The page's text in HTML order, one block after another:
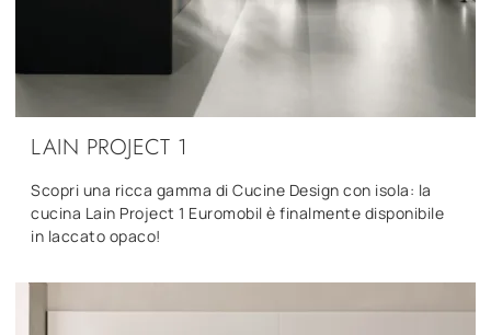
LAIN PROJECT 1
Scopri una ricca gamma di Cucine Design con isola: la
cucina Lain Project 1 Euromobil è finalmente disponibile
in laccato opaco!